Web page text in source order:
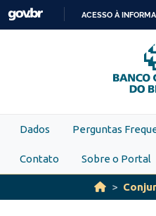
Skip to main content
ACESSO À
Dados Perguntas
Contato Sobre o Portal